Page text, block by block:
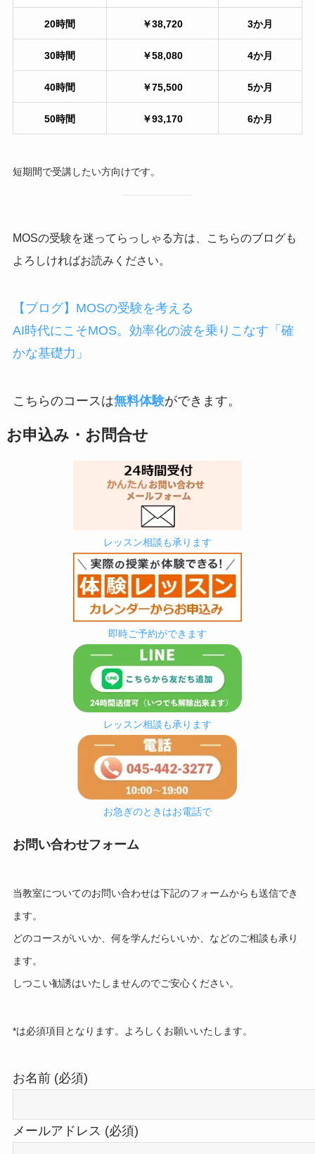
20時間 ￥38,720 3か月
30時間 ￥58,080 4か月
40時間 ￥75,500 5か月
50時間 ￥93,170 6か月
短期間で受講したい方向けです。
MOSの受験を迷ってらっしゃる方は、こちらのブログも
よろしければお読みください。
【ブログ】MOSの受験を考える
AI時代にこそMOS。効率化の波を乗りこなす「確
かな基礎力」
こちらのコースは無料体験ができます。
お申込み・お問合せ
レッスン相談も承ります
即時ご予約ができます
レッスン相談も承ります
お急ぎのときはお電話で
お問い合わせフォーム
当教室についてのお問い合わせは下記のフォームからも送信でき
ます。
どのコースがいいか、何を学んだらいいか、 などのご相談も承り
ます。
しつこい勧誘はいたしませんのでご安心ください。
*は必須項目となります。よろしくお願いいたします。
お名前 (必須)
メールアドレス (必須)